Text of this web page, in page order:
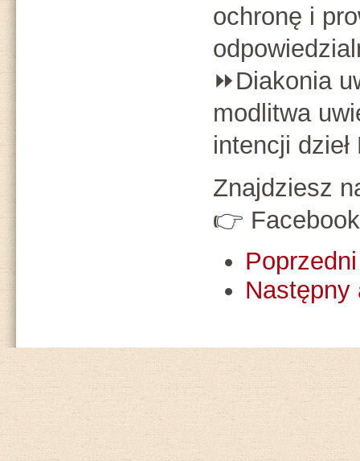
ochronę i
⏩️Diakonia
modlitwa
intencji
Znajdziesz
👉 Facebook
Następny